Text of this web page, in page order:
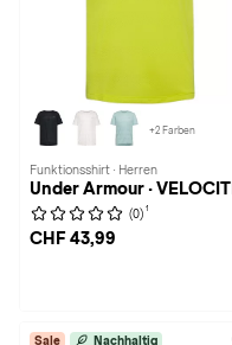
+2 Farben
Funktionsshirt · Herren
Under Armour · VELOCITI
(0) 1
CHF 43,99
Sale Nachhaltig